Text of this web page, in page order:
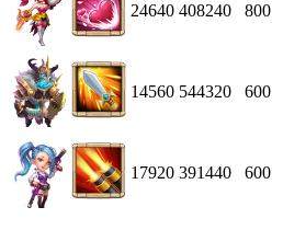
24640 408240 800
14560 544320 600
17920 391440 600